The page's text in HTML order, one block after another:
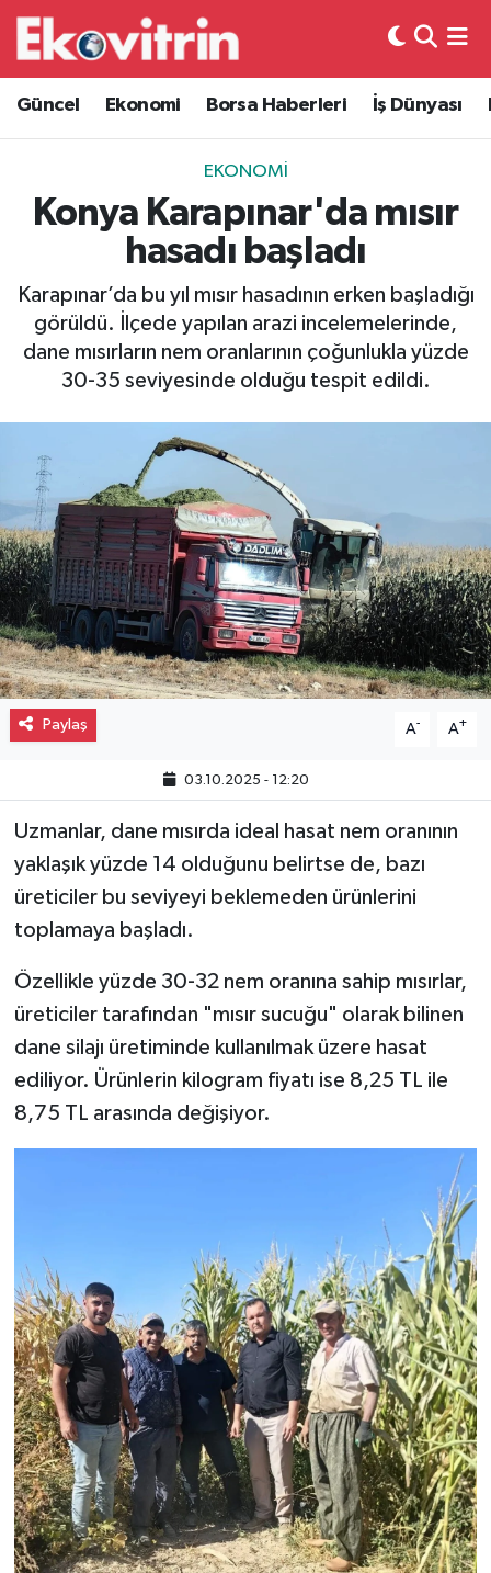
Güncel Ekonomi Borsa Haberleri İş Dünyası
EKONOMI
Konya Karapınar'da mısır
hasadı başladı
Karapınar’da bu yıl mısır hasadının erken başladığı
görüldü. İlçede yapılan arazi incelemelerinde,
dane mısırların nem oranlarının çoğunlukla yüzde
30-35 seviyesinde olduğu tespit edildi.
Paylaş A- A+
03.10.2025 - 12:20
Uzmanlar, dane mısırda ideal hasat nem oranının
yaklaşık yüzde 14 olduğunu belirtse de, bazı
üreticiler bu seviyeyi beklemeden ürünlerini
toplamaya başladı.
Özellikle yüzde 30-32 nem oranına sahip mısırlar,
üreticiler tarafından "mısır sucuğu" olarak bilinen
dane silajı üretiminde kullanılmak üzere hasat
ediliyor. Ürünlerin kilogram fiyatı ise 8,25 TL ile
8,75 TL arasında değişiyor.
Güncel
Ekonomi
Borsa Haberleri
İş Dünyası
Lojistik
Otovitrin
Asayiş
Magazin
Gayrimenkul
Spor
Eğitim
Hava Durumu
Trafik Durumu
Süper Lig Puan Durumu ve Fikstür
Tüm Manşetler
Son Dakika Haberleri
Haber Arşivi